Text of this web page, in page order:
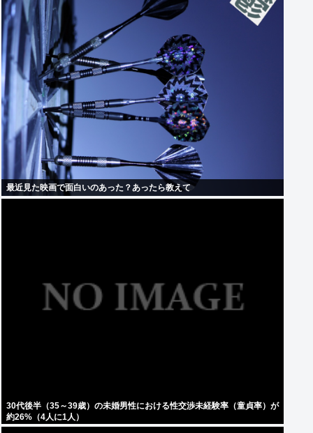
最近見た映画で面白いのあった？あったら教えて
30代後半（35～39歳）の未婚男性における性交渉未経験率（童貞率）が
約26%（4人に1人）